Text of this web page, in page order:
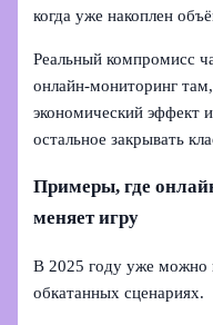
когда уже накоплен
Реальный компромисс
онлайн‑мониторинг
экономический эффект
остальное закрывать
Примеры, где
меняет игру
В 2025 году уже можно
обкатанных сценариях.